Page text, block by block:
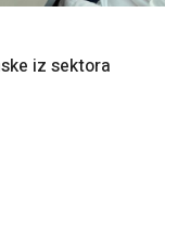
iz sektora